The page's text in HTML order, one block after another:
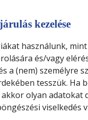
kezelése
használunk,
és/vagy
a (nem) személyre
tesszük. Ha
olyan adatokat
viselkedés